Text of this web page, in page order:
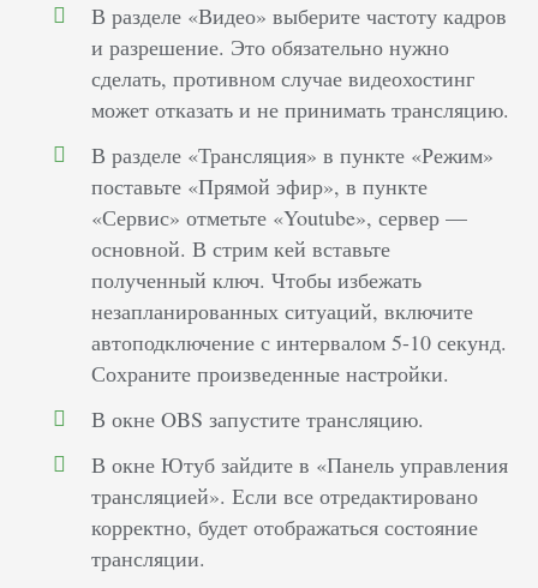
В разделе «Видео» выберите частоту кадров
и разрешение. Это обязательно нужно
сделать, противном случае видеохостинг
может отказать и не принимать трансляцию.
В разделе «Трансляция» в пункте «Режим»
поставьте «Прямой эфир», в пункте
«Сервис» отметьте «Youtube», сервер —
основной. В стрим кей вставьте
полученный ключ. Чтобы избежать
незапланированных ситуаций, включите
автоподключение с интервалом 5-10 секунд.
Сохраните произведенные настройки.
В окне OBS запустите трансляцию.
В окне Ютуб зайдите в «Панель управления
трансляцией». Если все отредактировано
корректно, будет отображаться состояние
трансляции.